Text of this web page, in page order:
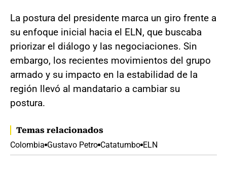
La postura del presidente marca un giro frente a
su enfoque inicial hacia el ELN, que buscaba
priorizar el diálogo y las negociaciones. Sin
embargo, los recientes movimientos del grupo
armado y su impacto en la estabilidad de la
región llevó al mandatario a cambiar su
postura.
Temas relacionados
Colombia Gustavo Petro Catatumbo ELN